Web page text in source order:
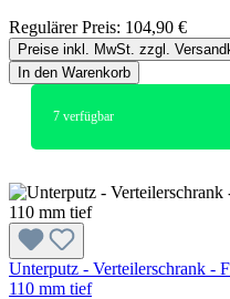
Regulärer Preis: 104,90 €
Preise inkl. MwSt. zzgl.
In den Warenkorb
7 verfügbar
Unterputz - Verteilerschrank -
110 mm tief